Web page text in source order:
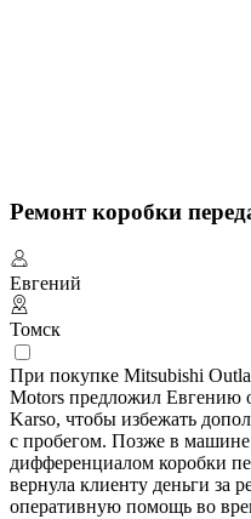
Ремонт коробки
Евгений
Томск
При покупке Mitsubishi
Motors предложил Евгению
Karso, чтобы избежать
с пробегом. Позже в
дифференциалом коробки
вернула клиенту деньги за
оперативную помощь во